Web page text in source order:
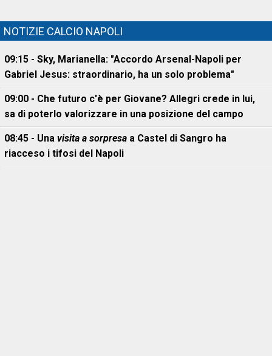
NOTIZIE CALCIO NAPOLI
09:15 - Sky, Marianella: "Accordo Arsenal-Napoli per
Gabriel Jesus: straordinario, ha un solo problema"
09:00 - Che futuro c'è per Giovane? Allegri crede in lui,
sa di poterlo valorizzare in una posizione del campo
08:45 - Una visita a sorpresa a Castel di Sangro ha
riacceso i tifosi del Napoli